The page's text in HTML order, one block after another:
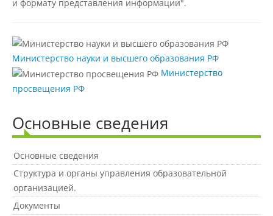
Доступная среда
Организация питания в
образовательной организации
Абитуриенту
и формату представления информации".
Министерство науки и высшего образования РФ
Министерство
просвещения РФ
Основные сведения
Основные сведения
Структура и органы управления образовательной
организацией.
Документы